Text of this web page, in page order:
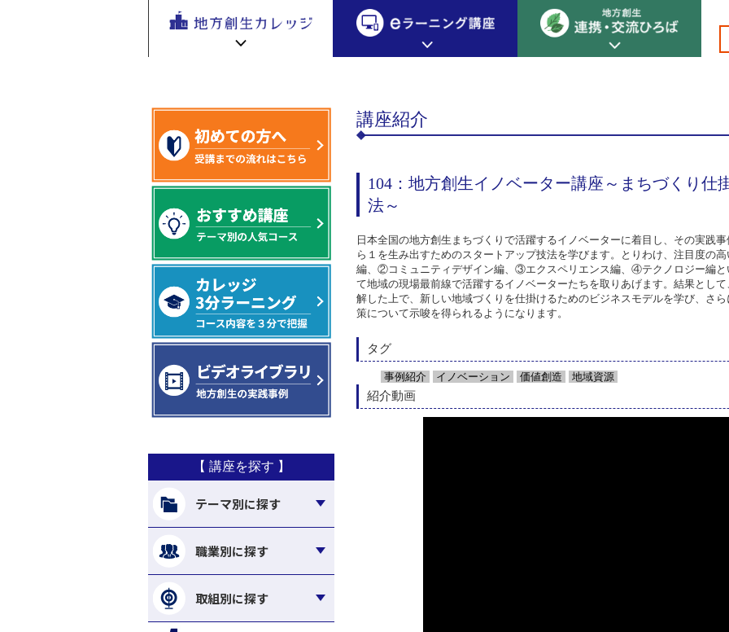
地方創生カレッジ
地方創生カレッジ HOME
新着情報
地方創生カレッジ活用の流れ eラーニング講座 HOME
ビデオライブラリ
eラーニング講座
e ラーニング講座 HOME
初めての方へ
連
連携・交流ひろば HOME
連携・交流ひろばについて
全国で活躍する地方創生専門人材 地方創生の実践事例紹介
地方創生応援プロジェクト
地方創生
を無料eラ
講座が200
分野別プロデューサー 専門編 分野別プロデューサー その他
スタートアップ技法～
【 講座を探す 】
テーマ別に探す
職業別に探す
取組別に探す
講座紹介
104：地方創生イノベーター講座～まちづくり仕
法～
日本全国の地方創生まちづくりで活躍するイノベーターに着目し、その実践
ら１を生み出すためのスタートアップ技法を学びます。とりわけ、注目度の
編、②コミュニティデザイン編、③エクスペリエンス編、④テクノロジー編と
て地域の現場最前線で活躍するイノベーターたちを取りあげます。結果とし
解した上で、新しい地域づくりを仕掛けるためのビジネスモデルを学び、さ
策について示唆を得られるようになります。
タグ
事例紹介 イノベーション 価値創造 地域資源
紹介動画